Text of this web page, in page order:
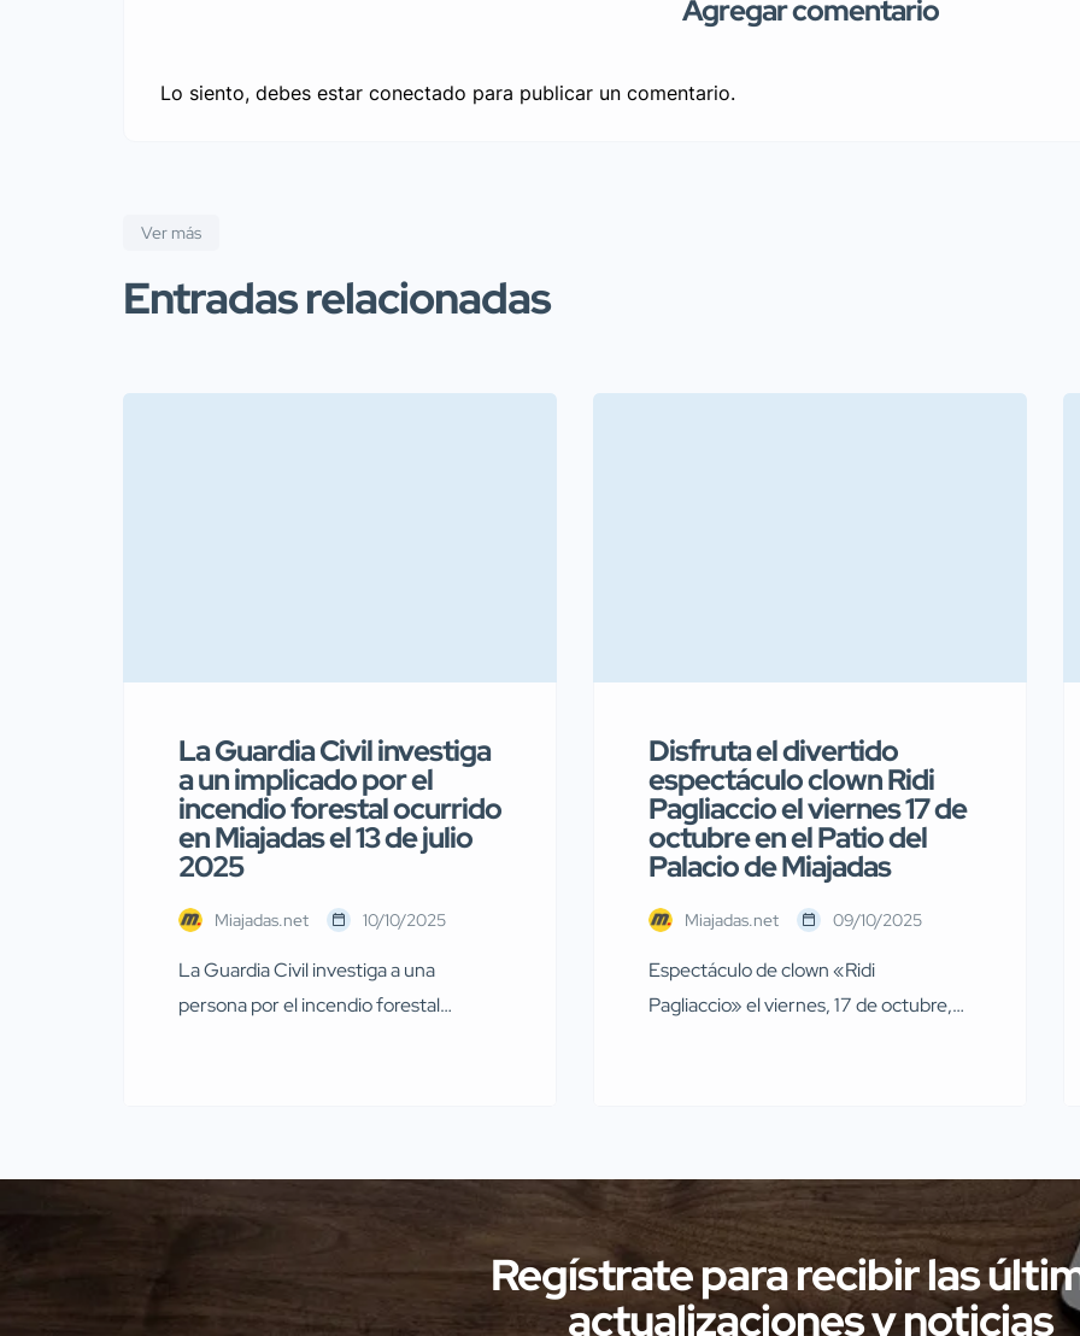
Agregar comentario
Lo siento, debes estar conectado para publicar un comentario.
Ver más
Entradas relacionadas
La Guardia Civil investiga
a un implicado por el
incendio forestal ocurrido
en Miajadas el 13 de julio
2025
Miajadas.net 10/10/2025
La Guardia Civil investiga a una
persona por el incendio forestal
(SEPRONA) de la Comandancia de
Cáceres han llevado a cabo
investigaciones en diversas localidades
de la provincia de Cáceres relacionadas
con presuntos delitos […]
Disfruta el divertido
espectáculo clown Ridi
Pagliaccio el viernes 17 de
octubre en el Patio del
Palacio de Miajadas
Miajadas.net 09/10/2025
Espectáculo de clown «Ridi
Pagliaccio» el viernes, 17 de octubre,
espectáculo de clown titulado “Ridi
Pagliaccio”. Será una cita ideal para
disfrutar en familia, combinando risas,
música y emociones. Venta […]
Regístrate para recibir las
actualizaciones y noticias